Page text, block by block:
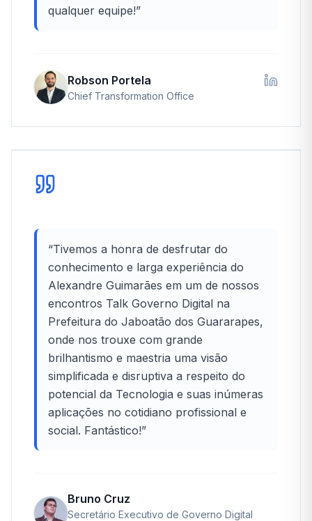
qualquer equipe!”
Robson Portela
Chief Transformation Office
“Tivemos a honra de desfrutar do
conhecimento e larga experiência do
Alexandre Guimarães em um de nossos
encontros Talk Governo Digital na
Prefeitura do Jaboatão dos Guararapes,
onde nos trouxe com grande
brilhantismo e maestria uma visão
simplificada e disruptiva a respeito do
potencial da Tecnologia e suas inúmeras
aplicações no cotidiano profissional e
social. Fantástico!”
Bruno Cruz
Secretário Executivo de Governo Digital